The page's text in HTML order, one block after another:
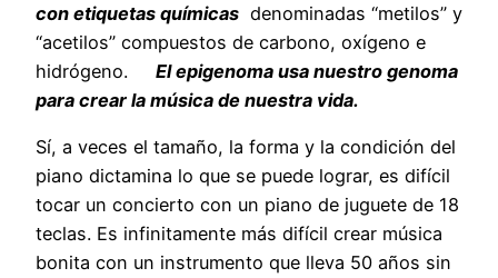
con etiquetas químicas denominadas “metilos” y
“acetilos” compuestos de carbono, oxígeno e
hidrógeno.
El epigenoma usa nuestro genoma
para crear la música de nuestra vida.
Sí, a veces el tamaño, la forma y la condición del
piano dictamina lo que se puede lograr, es difícil
tocar un concierto con un piano de juguete de 18
teclas. Es infinitamente más difícil crear música
bonita con un instrumento que lleva 50 años sin